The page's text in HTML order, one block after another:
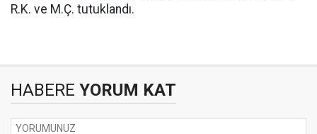
R.K. ve M.Ç. tutuklandı.
HABERE YORUM KAT